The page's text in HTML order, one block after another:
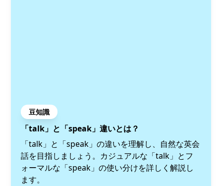
豆知識
「talk」と「speak」違いとは？
「talk」と「speak」の違いを理解し、自然な英会
話を目指しましょう。カジュアルな「talk」とフ
ォーマルな「speak」の使い分けを詳しく解説し
ます。